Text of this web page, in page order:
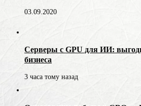
03.09.2020
Серверы с GPU для ИИ:
бизнеса
3 часа тому назад